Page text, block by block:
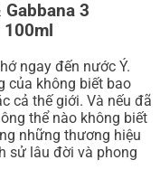
3
ngay đến nước Ý.
của không biết bao
cả thế giới. Và nếu đã
thể nào không biết
những thương hiệu
sử lâu đời và phong